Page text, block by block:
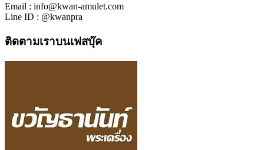
Email : info@kwan-amulet.com
Line ID : @kwanpra
ติดตามเราบนเฟสบุ๊ค